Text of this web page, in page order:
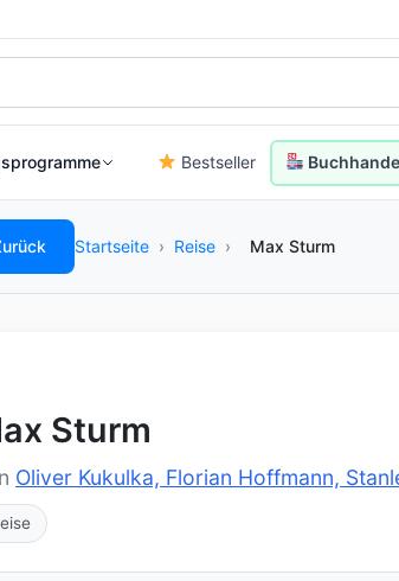
Bestseller
Startseite › Reise › Max Sturm
Sturm
Oliver Kukulka, Florian Hoffmann,